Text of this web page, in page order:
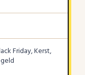
Friday, Kerst,